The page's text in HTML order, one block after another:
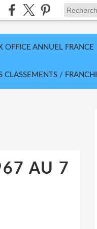
OFFICE ANNUEL FRANCE
CLASSEMENTS /
AU 7